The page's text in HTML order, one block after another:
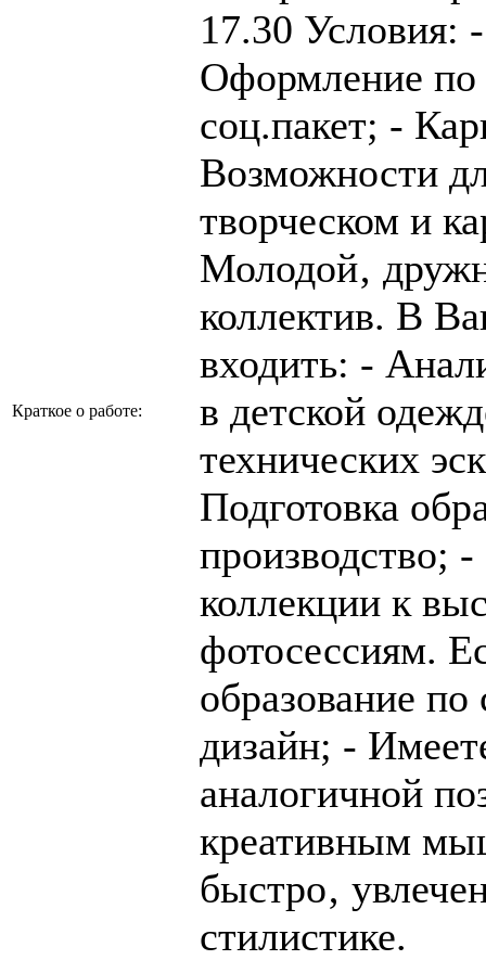
Краткое о работе:
17.30 Условия:
Оформление
соц.пакет; -
Возможности
творческом и
Молодой‚
коллектив. В
входить: -
в детской
технических
Подготовка
производство;
коллекции к
фотосессиям.
образование по
дизайн; -
аналогичной
креативным
быстро‚
стилистике.